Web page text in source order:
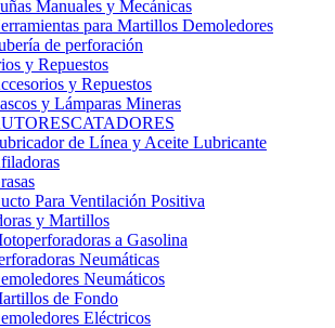
Manuales y Mecánicas
para Martillos Demoledores
de perforación
y Repuestos
y Repuestos
y Lámparas Mineras
de Línea y Aceite Lubricante
Para Ventilación Positiva
y Martillos
a Gasolina
Neumáticas
Neumáticos
de Fondo
Eléctricos